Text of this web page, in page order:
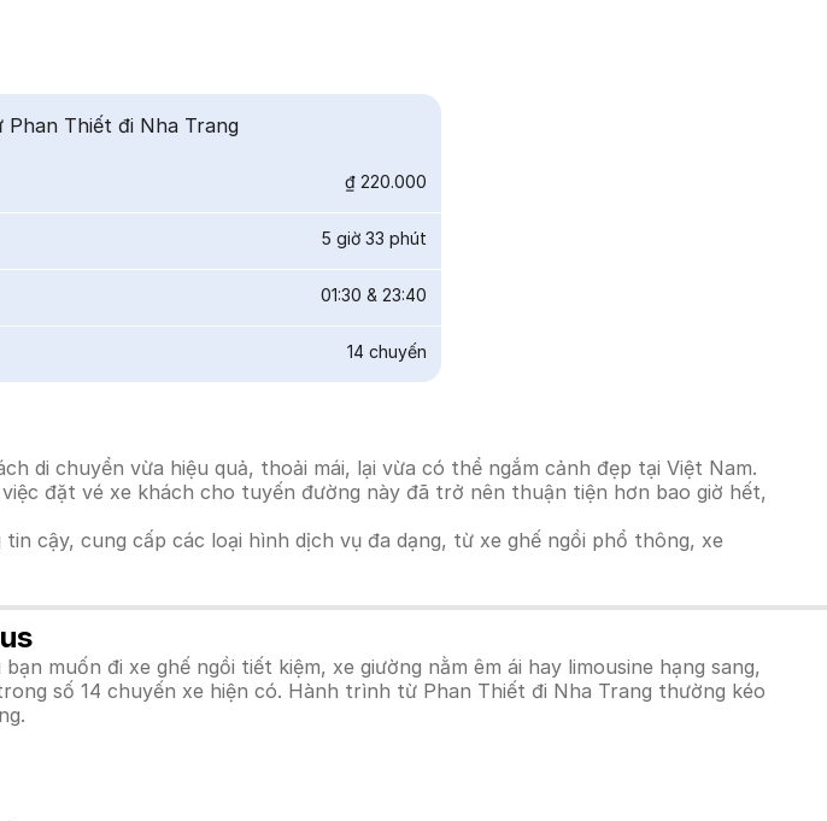
Thiết đi Nha Trang
₫ 220.000
5 giờ 33 phút
01:30 & 23:40
14 chuyến
di chuyển vừa hiệu quả, thoải mái, lại vừa có thể ngắm cảnh đẹp tại Việt Nam.
đặt vé xe khách cho tuyến đường này đã trở nên thuận tiện hơn bao giờ hết,
cậy, cung cấp các loại hình dịch vụ đa dạng, từ xe ghế ngồi phổ thông, xe
muốn đi xe ghế ngồi tiết kiệm, xe giường nằm êm ái hay limousine hạng sang,
số 14 chuyến xe hiện có. Hành trình từ Phan Thiết đi Nha Trang thường kéo